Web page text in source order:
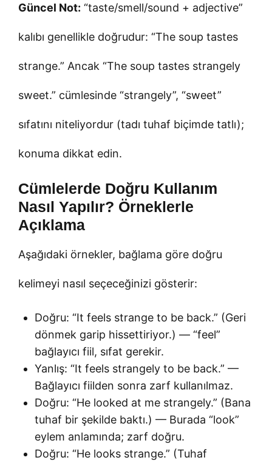
Güncel Not: “taste/smell/sound + adjective”
kalıbı genellikle doğrudur: “The soup tastes
strange.” Ancak “The soup tastes strangely
sweet.” cümlesinde “strangely”, “sweet”
sıfatını niteliyordur (tadı tuhaf biçimde tatlı);
konuma dikkat edin.
Cümlelerde Doğru Kullanım
Nasıl Yapılır? Örneklerle
Açıklama
Aşağıdaki örnekler, bağlama göre doğru
kelimeyi nasıl seçeceğinizi gösterir:
Doğru: “It feels strange to be back.” (Geri
dönmek garip hissettiriyor.) — “feel”
bağlayıcı fiil, sıfat gerekir.
Yanlış: “It feels strangely to be back.” —
Bağlayıcı fiilden sonra zarf kullanılmaz.
Doğru: “He looked at me strangely.” (Bana
tuhaf bir şekilde baktı.) — Burada “look”
eylem anlamında; zarf doğru.
Doğru: “He looks strange.” (Tuhaf